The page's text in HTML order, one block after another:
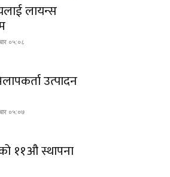
लायन्स
०५:०८
उत्पादन
०५:०७
११औ स्थापना